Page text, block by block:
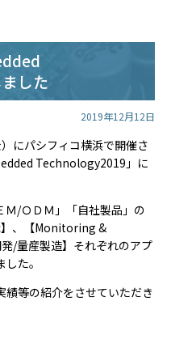
した
2019年12月12日
にパシフィコ横浜で開催さ
Technology2019」に
Ｍ/ＯＤＭ」「自社製品」の
】、【Monitoring &
/量産製造】それぞれのアプ
た。
等の紹介をさせていただき